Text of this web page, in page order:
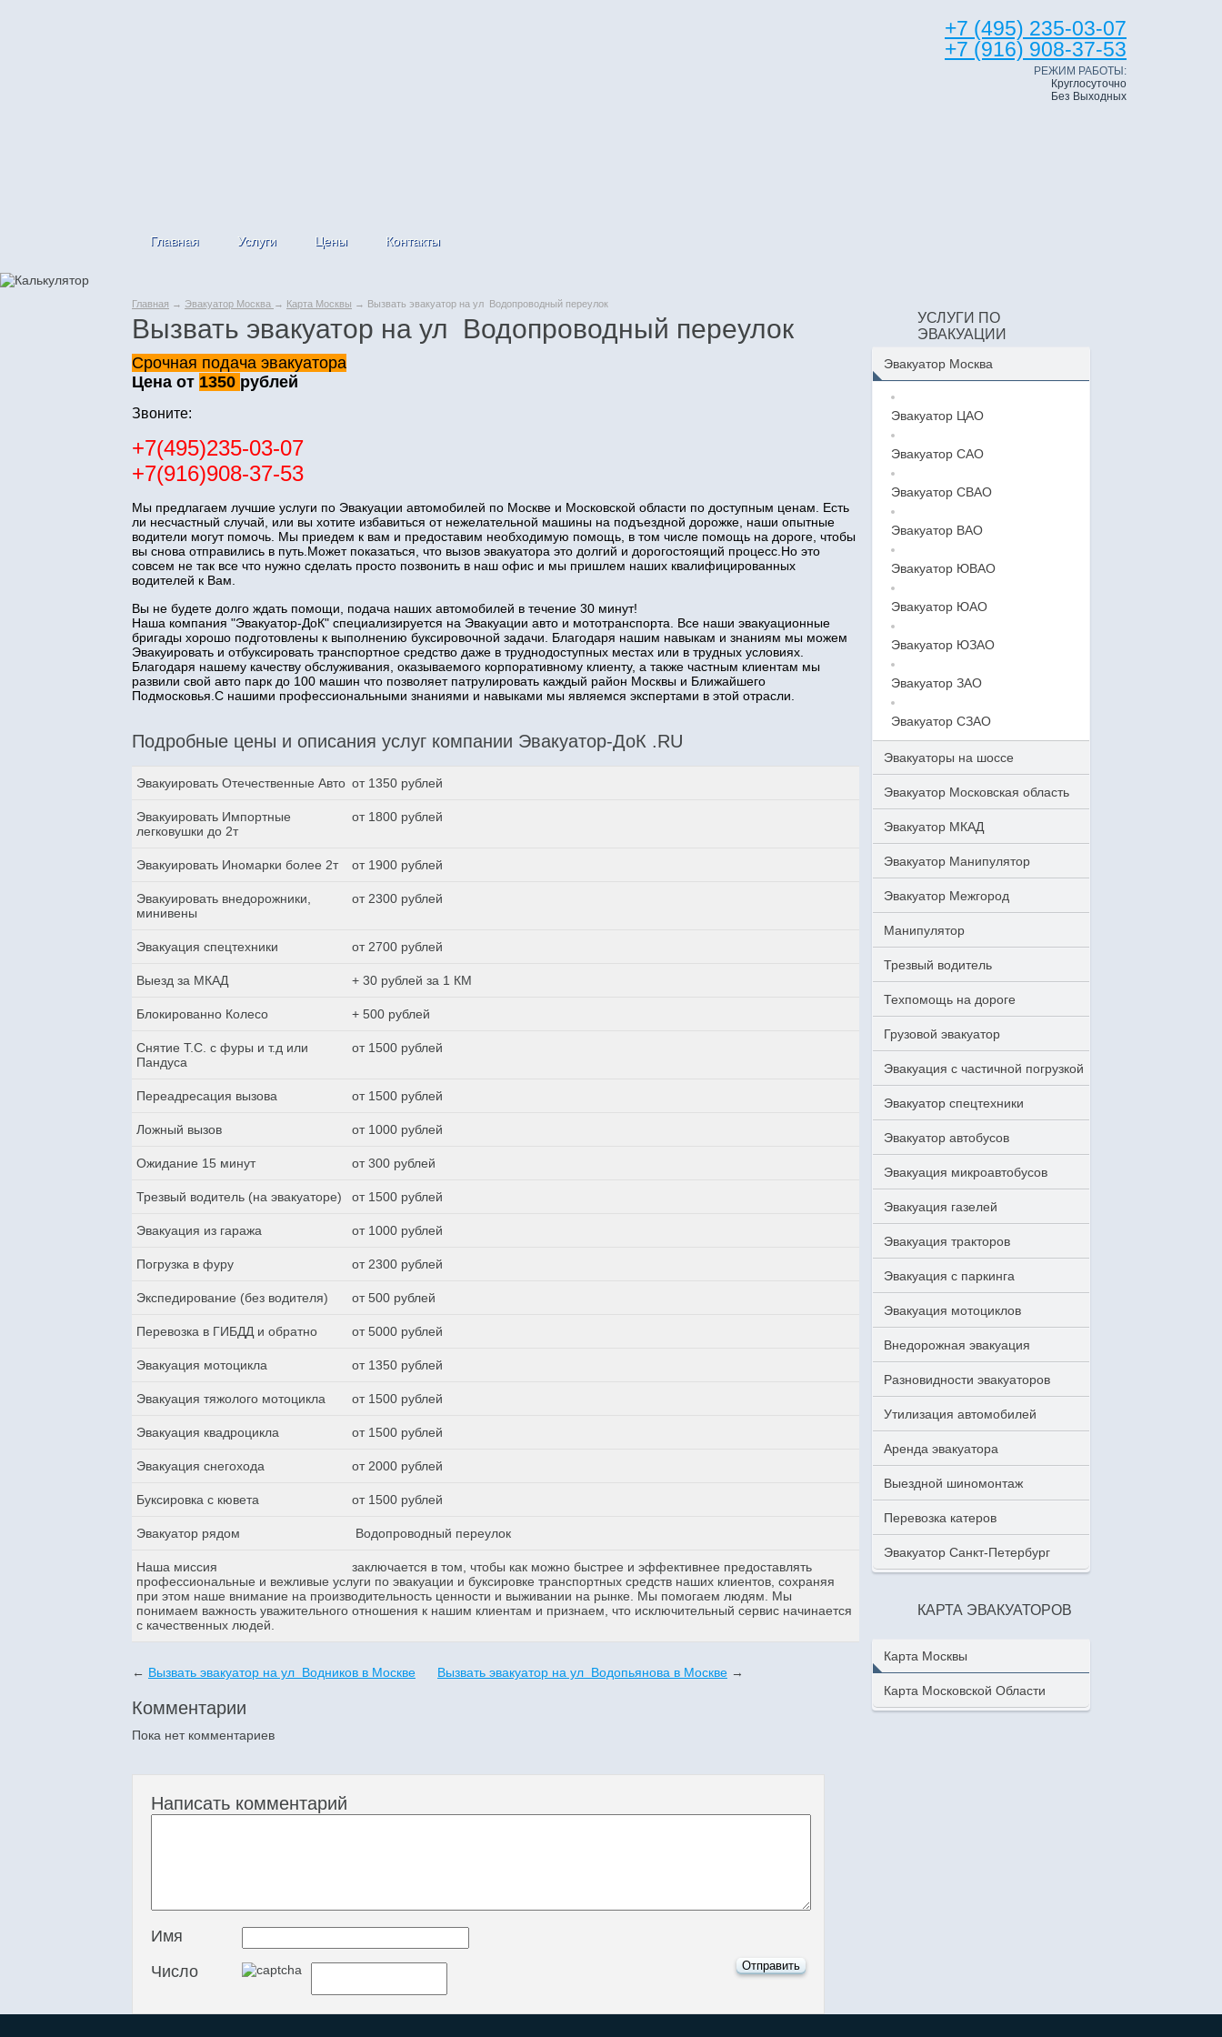
+7 (495) 235-03-07
+7 (916) 908-37-53
РЕЖИМ РАБОТЫ:
Круглосуточно
Без Выходных
Главная Услуги Цены Контакты
Главная → Эвакуатор Москва → Карта Москвы → Вызвать эвакуатор на ул Водопроводный переулок
Вызвать эвакуатор на ул Водопроводный переулок
Срочная подача эвакуатора
Цена от 1350 рублей
Звоните:
+7(495)235-03-07
+7(916)908-37-53
Мы предлагаем лучшие услуги по Эвакуации автомобилей по Москве и Московской области по доступным ценам. Есть
ли несчастный случай, или вы хотите избавиться от нежелательной машины на подъездной дорожке, наши опытные
водители могут помочь. Мы приедем к вам и предоставим необходимую помощь, в том числе помощь на дороге, чтобы
вы снова отправились в путь.Может показаться, что вызов эвакуатора это долгий и дорогостоящий процесс.Но это
совсем не так все что нужно сделать просто позвонить в наш офис и мы пришлем наших квалифицированных
водителей к Вам.
Вы не будете долго ждать помощи, подача наших автомобилей в течение 30 минут!
Наша компания "Эвакуатор-ДоК" специализируется на Эвакуации авто и мототранспорта. Все наши эвакуационные
бригады хорошо подготовлены к выполнению буксировочной задачи. Благодаря нашим навыкам и знаниям мы можем
Эвакуировать и отбуксировать транспортное средство даже в труднодоступных местах или в трудных условиях.
Благодаря нашему качеству обслуживания, оказываемого корпоративному клиенту, а также частным клиентам мы
развили свой авто парк до 100 машин что позволяет патрулировать каждый район Москвы и Ближайшего
Подмосковья.С нашими профессиональными знаниями и навыками мы являемся экспертами в этой отрасли.
Подробные цены и описания услуг компании Эвакуатор-ДоК .RU
Эвакуировать Отечественные Авто от 1350 рублей
Эвакуировать Импортные
легковушки до 2т
от 1800 рублей
Эвакуировать Иномарки более 2т от 1900 рублей
Эвакуировать внедорожники,
минивены
от 2300 рублей
Эвакуация спецтехники от 2700 рублей
Выезд за МКАД + 30 рублей за 1 КМ
Блокированно Колесо + 500 рублей
Снятие Т.С. с фуры и т.д или
Пандуса
от 1500 рублей
Переадресация вызова от 1500 рублей
Ложный вызов от 1000 рублей
Ожидание 15 минут от 300 рублей
Трезвый водитель (на эвакуаторе) от 1500 рублей
Эвакуация из гаража от 1000 рублей
Погрузка в фуру от 2300 рублей
Экспедирование (без водителя) от 500 рублей
Перевозка в ГИБДД и обратно от 5000 рублей
Эвакуация мотоцикла от 1350 рублей
Эвакуация тяжолого мотоцикла от 1500 рублей
Эвакуация квадроцикла от 1500 рублей
Эвакуация снегохода от 2000 рублей
Буксировка с кювета от 1500 рублей
Эвакуатор рядом Водопроводный переулок
Наша миссия
заключается в том, чтобы как можно быстрее и эффективнее предоставлять
профессиональные и вежливые услуги по эвакуации и буксировке транспортных средств наших клиентов, сохраняя
при этом наше внимание на производительность ценности и выживании на рынке. Мы помогаем людям. Мы
понимаем важность уважительного отношения к нашим клиентам и признаем, что исключительный сервис начинается
с качественных людей.
← Вызвать эвакуатор на ул Водников в Москве Вызвать эвакуатор на ул Водопьянова в Москве →
Комментарии
Пока нет комментариев
Написать комментарий
Имя
Число
УСЛУГИ ПО
ЭВАКУАЦИИ
Эвакуатор Москва
Эвакуатор ЦАО
Эвакуатор САО
Эвакуатор СВАО
Эвакуатор ВАО
Эвакуатор ЮВАО
Эвакуатор ЮАО
Эвакуатор ЮЗАО
Эвакуатор ЗАО
Эвакуатор СЗАО
Эвакуаторы на шоссе
Эвакуатор Московская область
Эвакуатор МКАД
Эвакуатор Манипулятор
Эвакуатор Межгород
Манипулятор
Трезвый водитель
Техпомощь на дороге
Грузовой эвакуатор
Эвакуация с частичной погрузкой
Эвакуатор спецтехники
Эвакуатор автобусов
Эвакуация микроавтобусов
Эвакуация газелей
Эвакуация тракторов
Эвакуация с паркинга
Эвакуация мотоциклов
Внедорожная эвакуация
Разновидности эвакуаторов
Утилизация автомобилей
Аренда эвакуатора
Выездной шиномонтаж
Перевозка катеров
Эвакуатор Санкт-Петербург
КАРТА ЭВАКУАТОРОВ
Карта Москвы
Карта Московской Области